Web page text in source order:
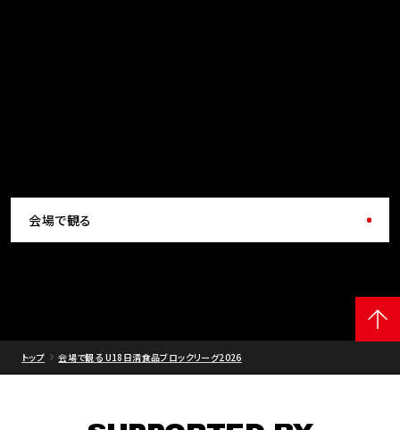
会場で観る
トップ 会場で観る U18日清食品ブロックリーグ2026